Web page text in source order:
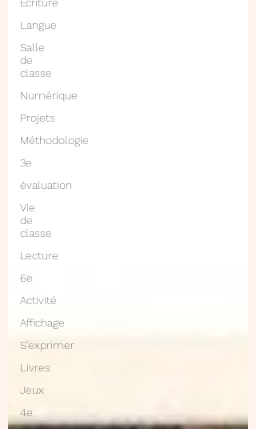
Langue
Salle
de
classe
Numérique
Projets
Méthodologie
3e
évaluation
Vie
de
classe
Lecture
6e
Activité
Affichage
S'exprimer
Livres
Jeux
4e